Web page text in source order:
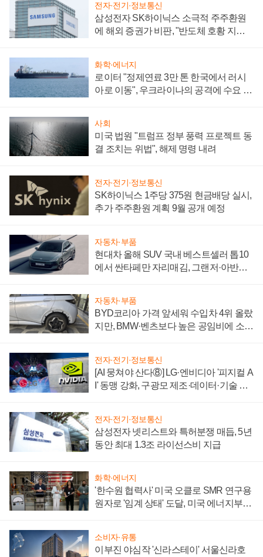
전자·전기·정보통신
삼성전자 SK하이닉스 소극적 주주환원
에 해외 증권가 비판, "반도체 호황 지속
화학·에너지
로이터 "정제연료 3만 톤 한국에서 러시
아로 이동", 우크라이나의 공격에 수요 늘
사회
미국 법원 "트럼프 정부 풍력 프로젝트 동
결 조치는 위법", 해제 명령 내려
전자·전기·정보통신
SK하이닉스 1주당 375원 현금배당 실시,
추가 주주환원 계획 9월 공개 예정
자동차·부품
현대차 올해 SUV 국내 베스트셀러 톱10
에서 싼타페만 자리매김, 그랜저·아반떼
자동차·부품
BYD코리아 가격 앞세워 수입차 4위 올랐
지만, BMW·벤츠보다 높은 공임비에 소비
전자·전기·정보통신
[AI 뭉쳐야 산다⑧] LG·엔비디아 '피지컬 A
I' 동맹 강화, 구광모 제조·데이터·기술 결
전자·전기·정보통신
삼성전자 넷리스트와 특허분쟁 매듭, 5년
동안 최대 1.3조 라이선스비 지급
화학·에너지
'한수원 협력사' 미국 오클로 SMR 연구용
원자로 '임계 상태' 도달, 미국 에너지부
소비자·유통
이부진 야심작 '신라스테이' 서울신라호